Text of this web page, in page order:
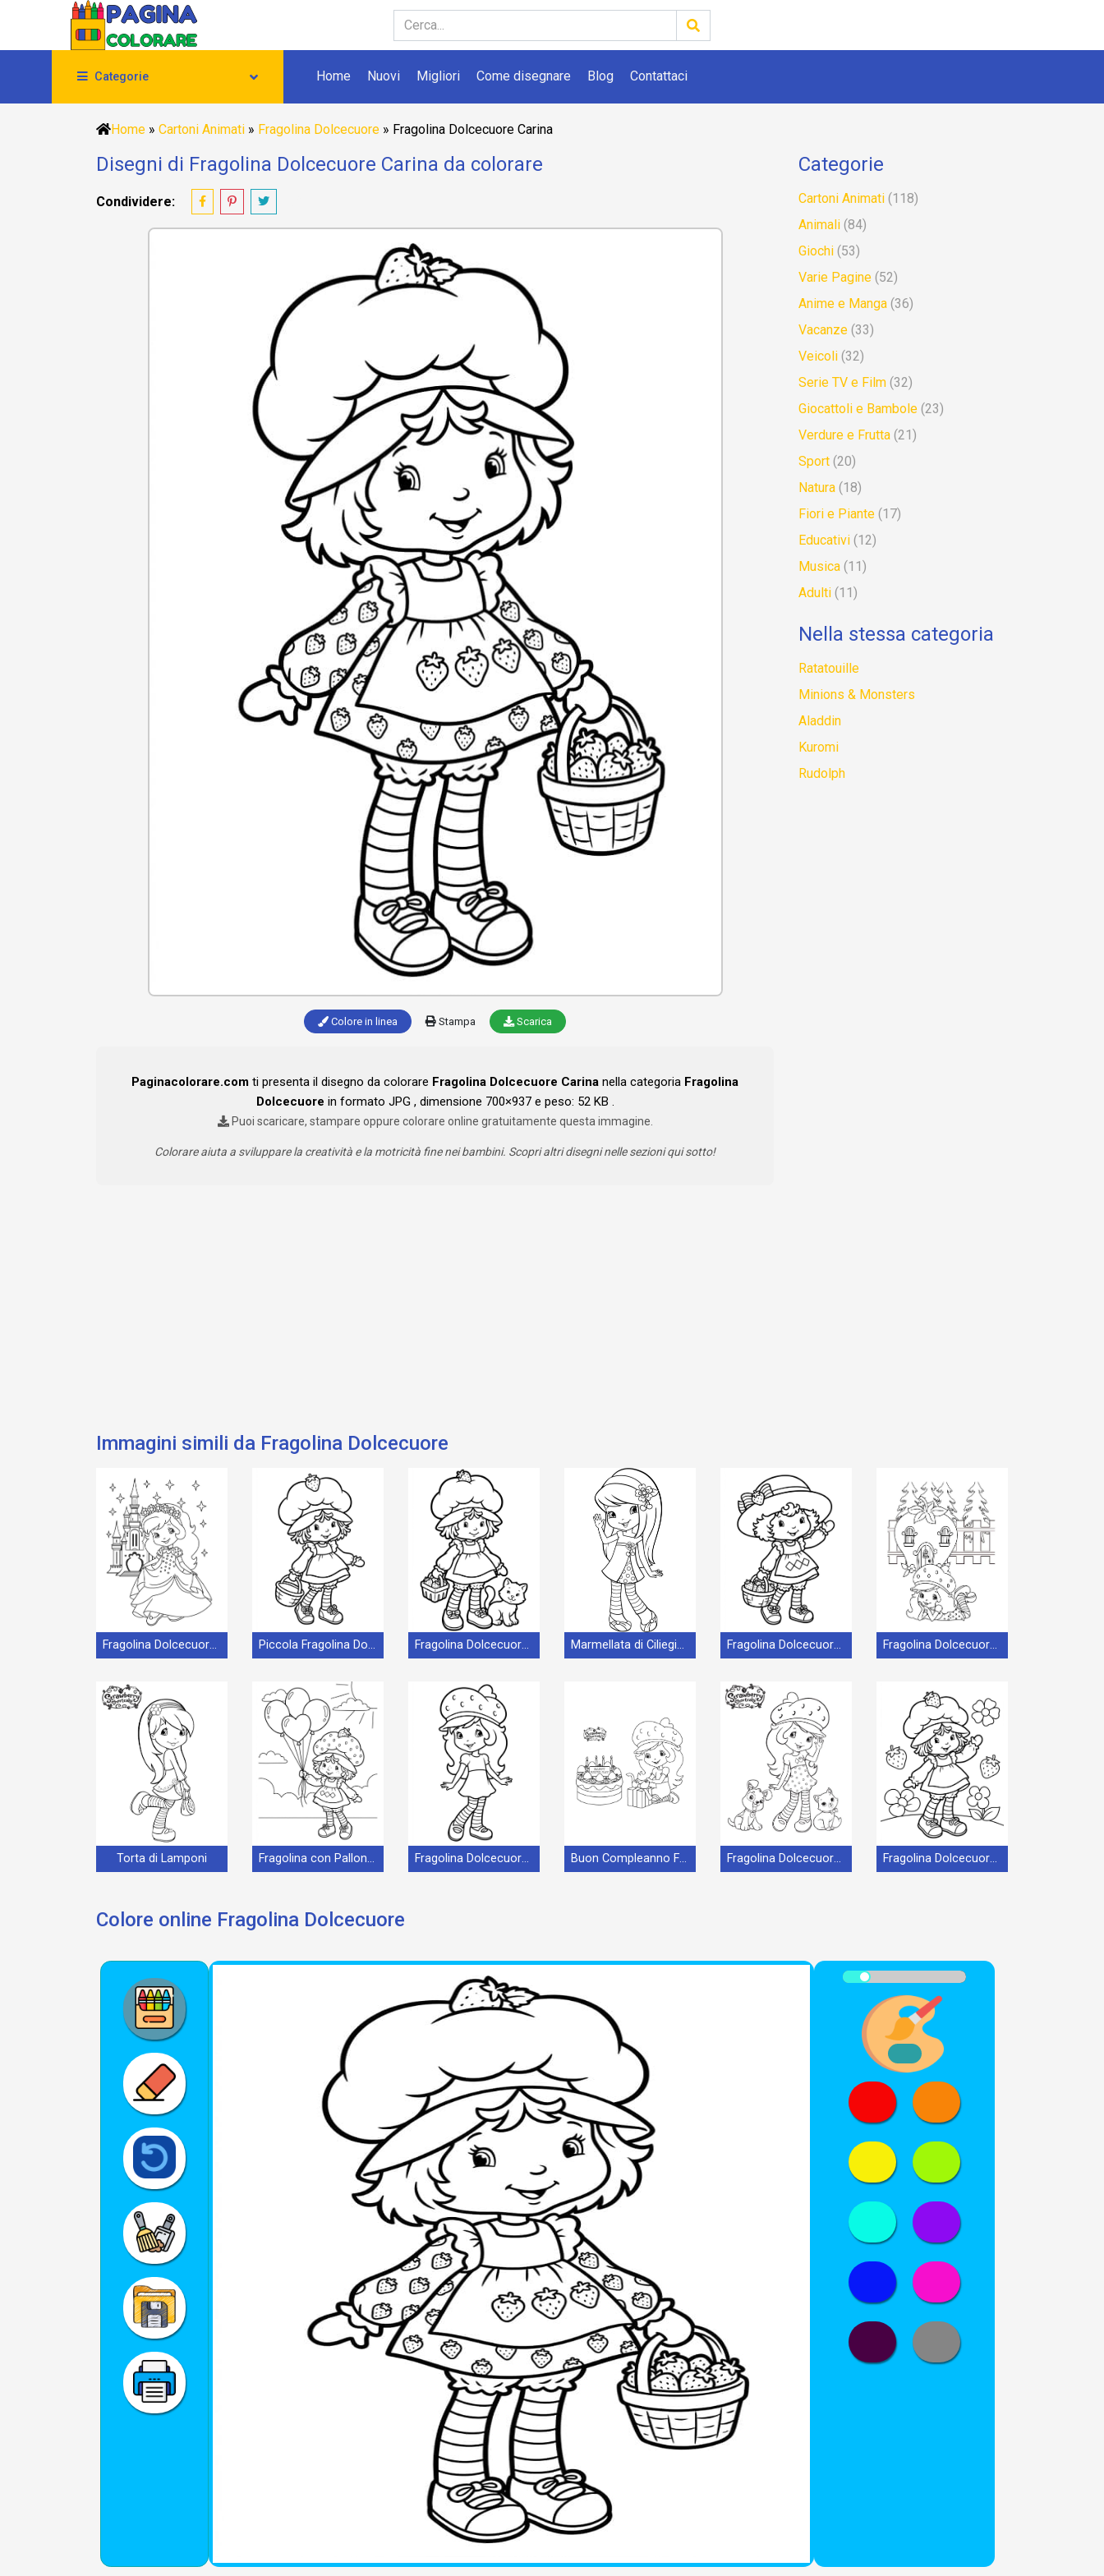
Categorie Home Nuovi Migliori Come disegnare Blog Contattaci
Home » Cartoni Animati » Fragolina Dolcecuore » Fragolina Dolcecuore Carina
Disegni di Fragolina Dolcecuore Carina da colorare
Condividere:
Colore in linea Stampa Scarica
Paginacolorare.com ti presenta il disegno da colorare Fragolina Dolcecuore Carina nella categoria Fragolina
Dolcecuore in formato JPG , dimensione 700×937 e peso: 52 KB .
Puoi scaricare, stampare oppure colorare online gratuitamente questa immagine.
Colorare aiuta a sviluppare la creatività e la motricità fine nei bambini. Scopri altri disegni nelle sezioni qui sotto!
Categorie
Cartoni Animati (118)
Animali (84)
Giochi (53)
Varie Pagine (52)
Anime e Manga (36)
Vacanze (33)
Veicoli (32)
Serie TV e Film (32)
Giocattoli e Bambole (23)
Verdure e Frutta (21)
Sport (20)
Natura (18)
Fiori e Piante (17)
Educativi (12)
Musica (11)
Adulti (11)
Nella stessa categoria
Ratatouille
Minions & Monsters
Aladdin
Kuromi
Rudolph
Immagini simili da Fragolina Dolcecuore
Fragolina Dolcecuore e Castello Piccola Fragolina Dolcecuore Fragolina Dolcecuore Animata Marmellata di Ciliegie da Fragolina Dolcecuore Fragolina Dolcecuore Stampabile Gratis Fragolina Dolcecuore e Casa delle Fragole
Torta di Lamponi Fragolina con Palloncini Fragolina Dolcecuore Incantevole Buon Compleanno Fragolina Dolcecuore Fragolina Dolcecuore con Pupcake e Budino Fragolina Dolcecuore Graziosa
Colore online Fragolina Dolcecuore